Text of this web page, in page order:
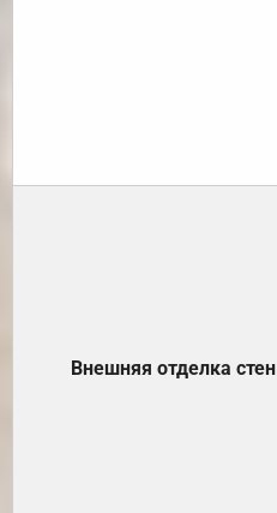
Внешняя отделка стен